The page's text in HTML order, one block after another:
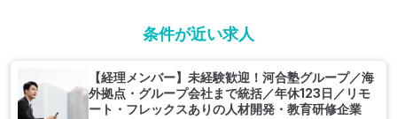
条件が近い求人
【経理メンバー】未経験歓迎！河合塾グループ／海
外拠点・グループ会社まで統括／年休123日／リモ
ート・フレックスありの人材開発・教育研修企業